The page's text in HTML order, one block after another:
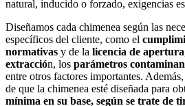
natural, inducido o forzado, exigencias
Diseñamos cada chimenea según las
específicos del cliente, como el
normativas y de la licencia de apertura
extracción, los parámetros
entre otros factores importantes.
de que la chimenea esté diseñada para
mínima en su base, según se trate de